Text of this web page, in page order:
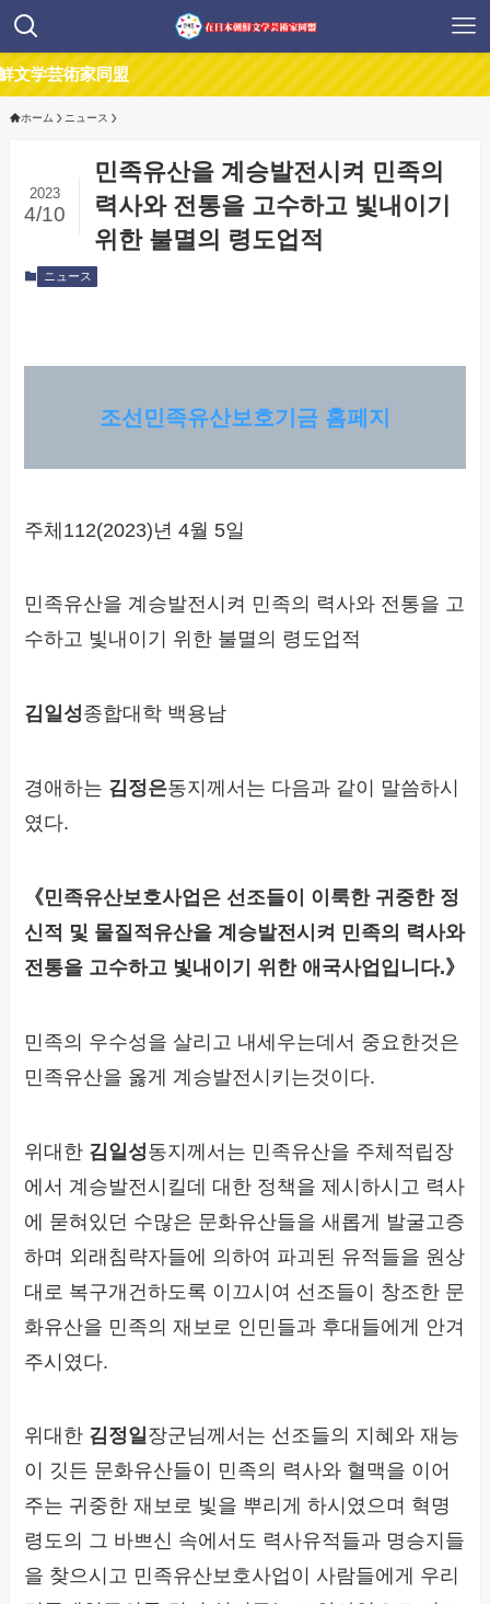
同盟
ホーム ニュース
민족유산을 계승발전시켜 민족의
력사와 전통을 고수하고 빛내이기
위한 불멸의 령도업적
2023
4/10
ニュース
조선민족유산보호기금 홈페지
주체112(2023)년 4월 5일
민족유산을 계승발전시켜 민족의 력사와 전통을 고
수하고 빛내이기 위한 불멸의 령도업적
김일성종합대학 백용남
경애하는 김정은동지께서는 다음과 같이 말씀하시
였다.
《민족유산보호사업은 선조들이 이룩한 귀중한 정
신적 및 물질적유산을 계승발전시켜 민족의 력사와
전통을 고수하고 빛내이기 위한 애국사업입니다.》
민족의 우수성을 살리고 내세우는데서 중요한것은
민족유산을 옳게 계승발전시키는것이다.
위대한 김일성동지께서는 민족유산을 주체적립장
에서 계승발전시킬데 대한 정책을 제시하시고 력사
에 묻혀있던 수많은 문화유산들을 새롭게 발굴고증
하며 외래침략자들에 의하여 파괴된 유적들을 원상
대로 복구개건하도록 이끄시여 선조들이 창조한 문
화유산을 민족의 재보로 인민들과 후대들에게 안겨
주시였다.
위대한 김정일장군님께서는 선조들의 지혜와 재능
이 깃든 문화유산들이 민족의 력사와 혈맥을 이어
주는 귀중한 재보로 빛을 뿌리게 하시였으며 혁명
령도의 그 바쁘신 속에서도 력사유적들과 명승지들
을 찾으시고 민족유산보호사업이 사람들에게 우리